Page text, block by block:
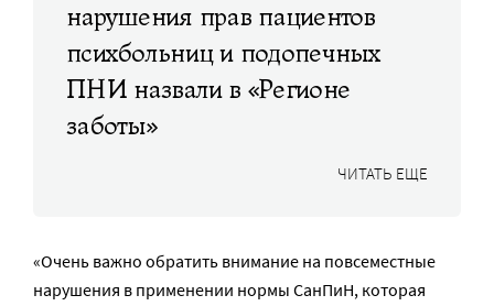
нарушения прав пациентов
психбольниц и подопечных
ПНИ назвали в «Регионе
заботы»
ЧИТАТЬ ЕЩЕ
«Очень важно обратить внимание на повсеместные
нарушения в применении нормы СанПиН, которая